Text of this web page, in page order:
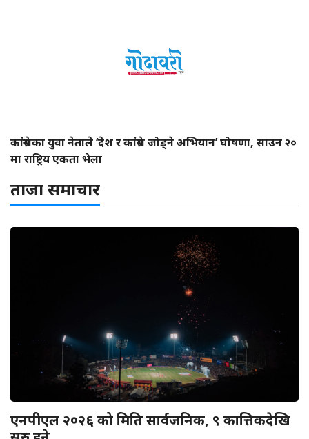
कांग्रेसका युवा नेताले ‘देश र कांग्रेस जोड्ने अभियान’ घोषणा, साउन २०
मा राष्ट्रिय एकता भेला
ताजा समाचार
एनपीएल २०२६ को मिति सार्वजनिक, ९ कात्तिकदेखि